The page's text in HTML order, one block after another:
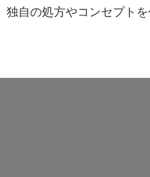
自の処方やコンセプト